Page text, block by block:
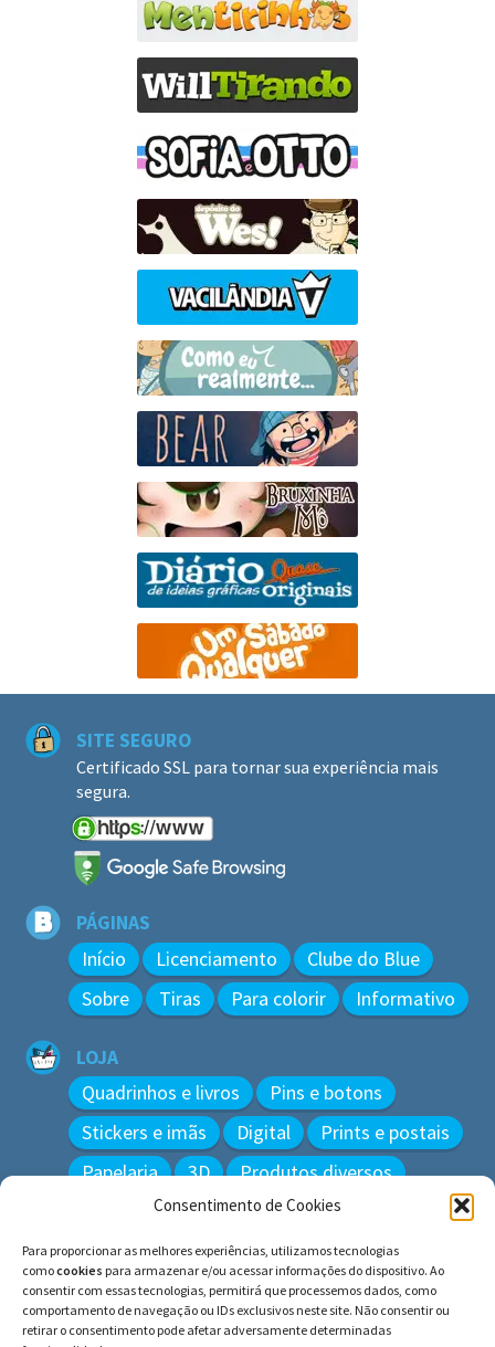
Consentimento de Cookies
Para proporcionar as melhores experiências, utilizamos tecnologias
comocookies para armazenar e/ou acessar informações do dispositivo. Ao
consentir com essas tecnologias, permitirá que processemos dados, como
comportamento de navegação ou IDs exclusivos neste site. Não consentir ou
retirar o consentimento pode afetar adversamente determinadas
SITE SEGURO
Certificado SSL para tornar sua experiência mais
segura.
PÁGINAS
Início Licenciamento
Clube do Blue
Sobre
Tiras Para colorir Informativo
LOJA
Quadrinhos e livros
Pins e botons
Stickers e imãs
Digital
Prints e postais
Papelaria
3D Produtos diversos
Pesquisar
por: